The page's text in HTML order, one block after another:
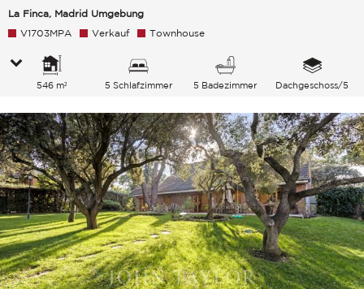
La Finca, Madrid Umgebung
V1703MPA Verkauf Townhouse
546 m² 5 Schlafzimmer 5 Badezimmer Dachgeschoss/5